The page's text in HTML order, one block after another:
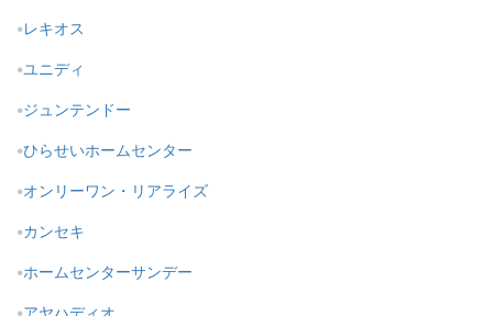
レキオス
ユニディ
ジュンテンドー
ひらせいホームセンター
オンリーワン・リアライズ
カンセキ
ホームセンターサンデー